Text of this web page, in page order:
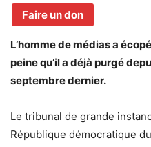
Faire un don
L’homme de médias a
peine qu’il a déjà purgé
septembre dernier.
Le tribunal de grande
République démocratique